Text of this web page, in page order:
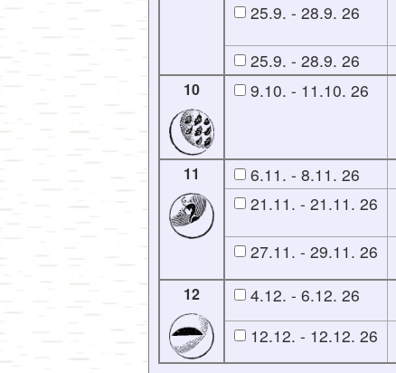
25.9. - 28.9. 26
25.9. - 28.9. 26
10 9.10. - 11.10. 26
11 6.11. - 8.11. 26
21.11. - 21.11. 26
27.11. - 29.11. 26
12 4.12. - 6.12. 26
12.12. - 12.12. 26